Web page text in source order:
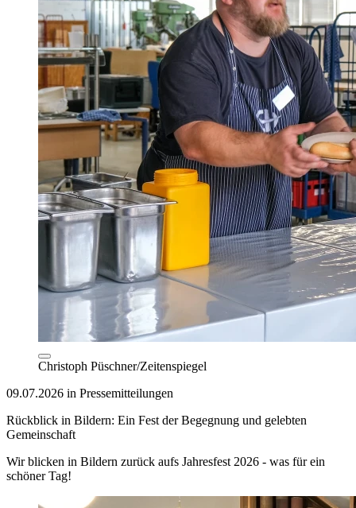
Christoph Püschner/Zeitenspiegel
09.07.2026 in Pressemitteilungen
Rückblick in Bildern: Ein Fest der Begegnung und gelebten
Gemeinschaft
Wir blicken in Bildern zurück aufs Jahresfest 2026 - was für ein
schöner Tag!